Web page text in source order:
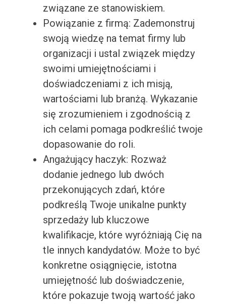
związane ze stanowiskiem.
Powiązanie z firmą: Zademonstruj
swoją wiedzę na temat firmy lub
organizacji i ustal związek między
swoimi umiejętnościami i
doświadczeniami z ich misją,
wartościami lub branżą. Wykazanie
się zrozumieniem i zgodnością z
ich celami pomaga podkreślić twoje
dopasowanie do roli.
Angażujący haczyk: Rozważ
dodanie jednego lub dwóch
przekonujących zdań, które
podkreślą Twoje unikalne punkty
sprzedaży lub kluczowe
kwalifikacje, które wyróżniają Cię na
tle innych kandydatów. Może to być
konkretne osiągnięcie, istotna
umiejętność lub doświadczenie,
które pokazuje twoją wartość jako